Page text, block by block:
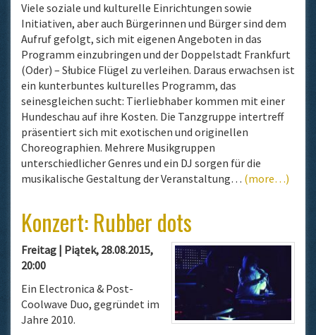
Viele soziale und kulturelle Einrichtungen sowie
Initiativen, aber auch Bürgerinnen und Bürger sind dem
Aufruf gefolgt, sich mit eigenen Angeboten in das
Programm einzubringen und der Doppelstadt Frankfurt
(Oder) – Słubice Flügel zu verleihen. Daraus erwachsen ist
ein kunterbuntes kulturelles Programm, das
seinesgleichen sucht: Tierliebhaber kommen mit einer
Hundeschau auf ihre Kosten. Die Tanzgruppe intertreff
präsentiert sich mit exotischen und originellen
Choreographien. Mehrere Musikgruppen
unterschiedlicher Genres und ein DJ sorgen für die
musikalische Gestaltung der Veranstaltung… (more…)
Konzert: Rubber dots
Freitag | Piątek, 28.08.2015,
20:00
Ein Electronica & Post-
Coolwave Duo, gegründet im
Jahre 2010.